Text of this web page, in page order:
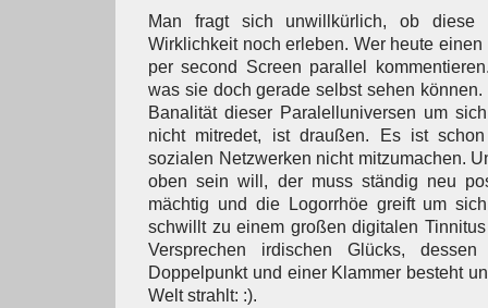
Man fragt sich unwillkürlich, ob diese
Wirklichkeit noch erleben. Wer heute
per second Screen parallel
was sie doch gerade selbst sehen
Banalität dieser Paralelluniversen um
nicht mitredet, ist draußen. Es ist
sozialen Netzwerken nicht mitzumachen.
oben sein will, der muss ständig neu
mächtig und die Logorrhöe greift um
schwillt zu einem großen digitalen
Versprechen irdischen Glücks,
Doppelpunkt und einer Klammer besteht
Welt strahlt: :).